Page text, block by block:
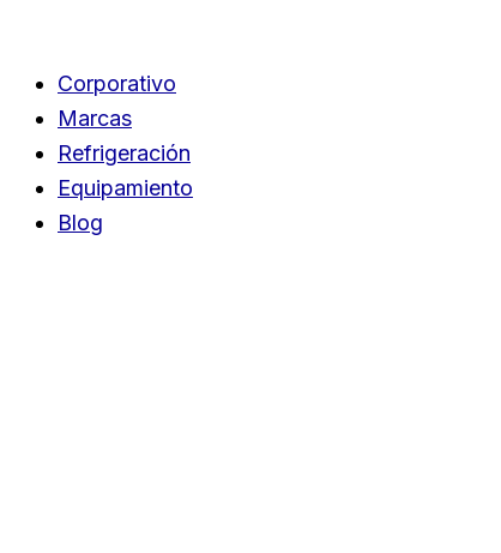
contenido
Corporativo
Marcas
Refrigeración
Equipamiento
Blog